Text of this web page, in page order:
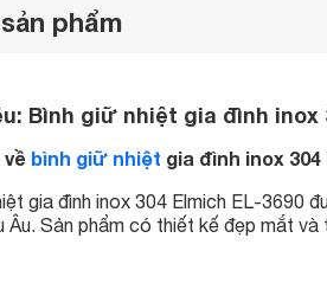
phẩm
Bình giữ nhiệt gia đình inox
bình giữ nhiệt gia đình inox 304
gia đình inox 304 Elmich EL-3690
Âu. Sản phẩm có thiết kế đẹp mắt và